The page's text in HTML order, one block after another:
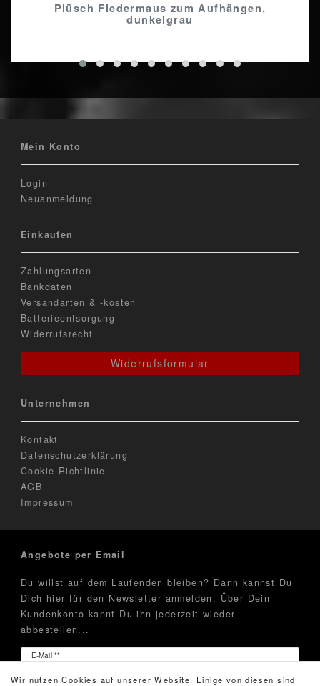
Plüsch Fledermaus zum Aufhängen,
dunkelgrau
Mein Konto
Login
Neuanmeldung
Einkaufen
Zahlungsarten
Bankdaten
Versandarten & -kosten
Batterieentsorgung
Widerrufsrecht
Widerrufsformular
Unternehmen
Kontakt
Datenschutzerklärung
Cookie-Richtlinie
AGB
Impressum
Angebote per Email
Du willst auf dem Laufenden bleiben? Dann kannst Du
Dich hier für den Newsletter anmelden. Über Dein
Kundenkonto kannt Du ihn jederzeit wieder
abbestellen...
E-Mail **
Newsletter
Wir nutzen Cookies auf unserer Website. Einige von diesen sind